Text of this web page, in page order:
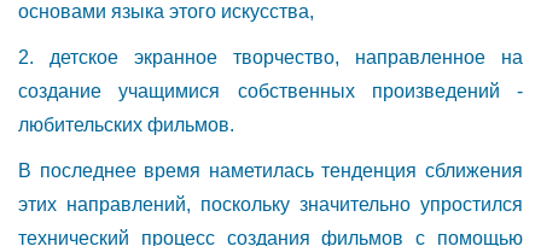
основами языка этого искусства,
2. детское экранное творчество, направленное на
создание учащимися собственных произведений -
любительских фильмов.
В последнее время наметилась тенденция сближения
этих направлений, поскольку значительно упростился
технический процесс создания фильмов с помощью